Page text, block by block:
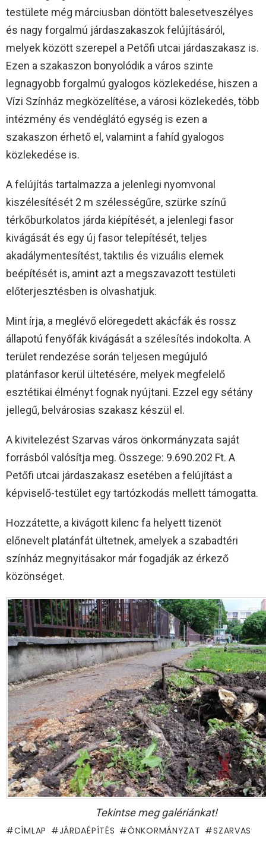
testülete még márciusban döntött balesetveszélyes
és nagy forgalmú járdaszakaszok felújításáról,
melyek között szerepel a Petőfi utcai járdaszakasz is.
Ezen a szakaszon bonyolódik a város szinte
legnagyobb forgalmú gyalogos közlekedése, hiszen a
Vízi Színház megközelítése, a városi közlekedés, több
intézmény és vendéglátó egység is ezen a
szakaszon érhető el, valamint a fahíd gyalogos
közlekedése is.
A felújítás tartalmazza a jelenlegi nyomvonal
kiszélesítését 2 m szélességűre, szürke színű
térkőburkolatos járda kiépítését, a jelenlegi fasor
kivágását és egy új fasor telepítését, teljes
akadálymentesítést, taktilis és vizuális elemek
beépítését is, amint azt a megszavazott testületi
előterjesztésben is olvashatjuk.
Mint írja, a meglévő elöregedett akácfák és rossz
állapotú fenyőfák kivágását a szélesítés indokolta. A
terület rendezése során teljesen megújuló
platánfasor kerül ültetésére, melyek megfelelő
esztétikai élményt fognak nyújtani. Ezzel egy sétány
jellegű, belvárosias szakasz készül el.
A kivitelezést Szarvas város önkormányzata saját
forrásból valósítja meg. Összege: 9.690.202 Ft. A
Petőfi utcai járdaszakasz esetében a felújítást a
képviselő-testület egy tartózkodás mellett támogatta.
Hozzátette, a kivágott kilenc fa helyett tizenöt
előnevelt platánfát ültetnek, amelyek a szabadtéri
színház megnyitásakor már fogadják az érkező
közönséget.
Tekintse meg galériánkat!
CÍMLAP JÁRDAÉPÍTÉS ÖNKORMÁNYZAT SZARVAS